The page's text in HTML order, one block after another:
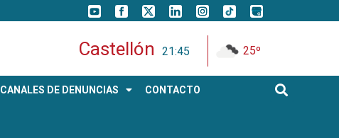
Castellón 21:45 25º
CANALES DE DENUNCIAS CONTACTO